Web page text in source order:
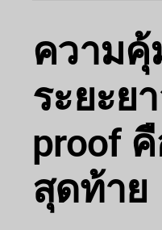
ความคุ้
ระยะย
proof
สุดท้าย